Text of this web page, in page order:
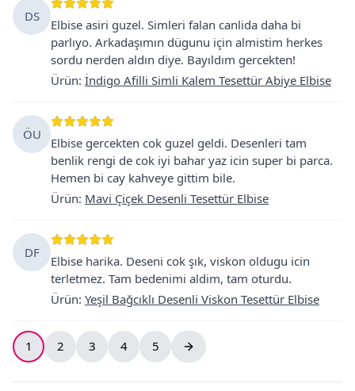
DS
Elbise asiri guzel. Simleri falan canlida daha bi
parlıyo. Arkadaşımın dügunu için almistim herkes
sordu nerden aldın diye. Bayıldım gercekten!
Ürün: İndigo Afilli Simli Kalem Tesettür Abiye Elbise
ÖU
Elbise gercekten cok guzel geldi. Desenleri tam
benlik rengi de cok iyi bahar yaz icin super bi parca.
Hemen bi cay kahveye gittim bile.
Ürün: Mavi Çiçek Desenli Tesettür Elbise
DF
Elbise harika. Deseni cok şık, viskon oldugu icin
terletmez. Tam bedenimi aldim, tam oturdu.
Ürün: Yeşil Bağcıklı Desenli Viskon Tesettür Elbise
1 2 3 4 5